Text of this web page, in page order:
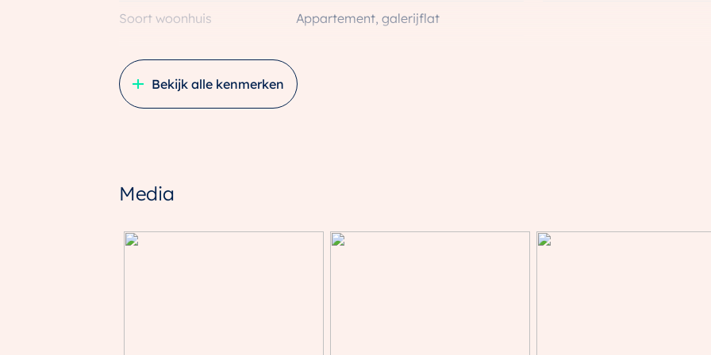
Soort woonhuis Appartement, galerijflat
Bouwjaar 2025
Aantal kamers
Aantal badkamers 1 badkamer Isolatie
Bekijk alle kenmerken
Media